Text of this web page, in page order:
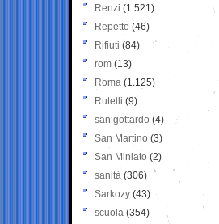
Renzi (1.521)
Repetto (46)
Rifiuti (84)
rom (13)
Roma (1.125)
Rutelli (9)
san gottardo (4)
San Martino (3)
San Miniato (2)
sanità (306)
Sarkozy (43)
scuola (354)